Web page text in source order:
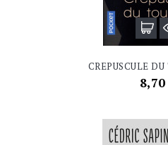
CREPUSCULE
Prix